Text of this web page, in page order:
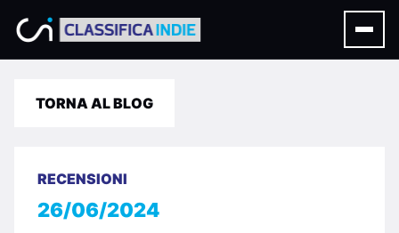
TORNA AL BLOG
RECENSIONI
26/06/2024